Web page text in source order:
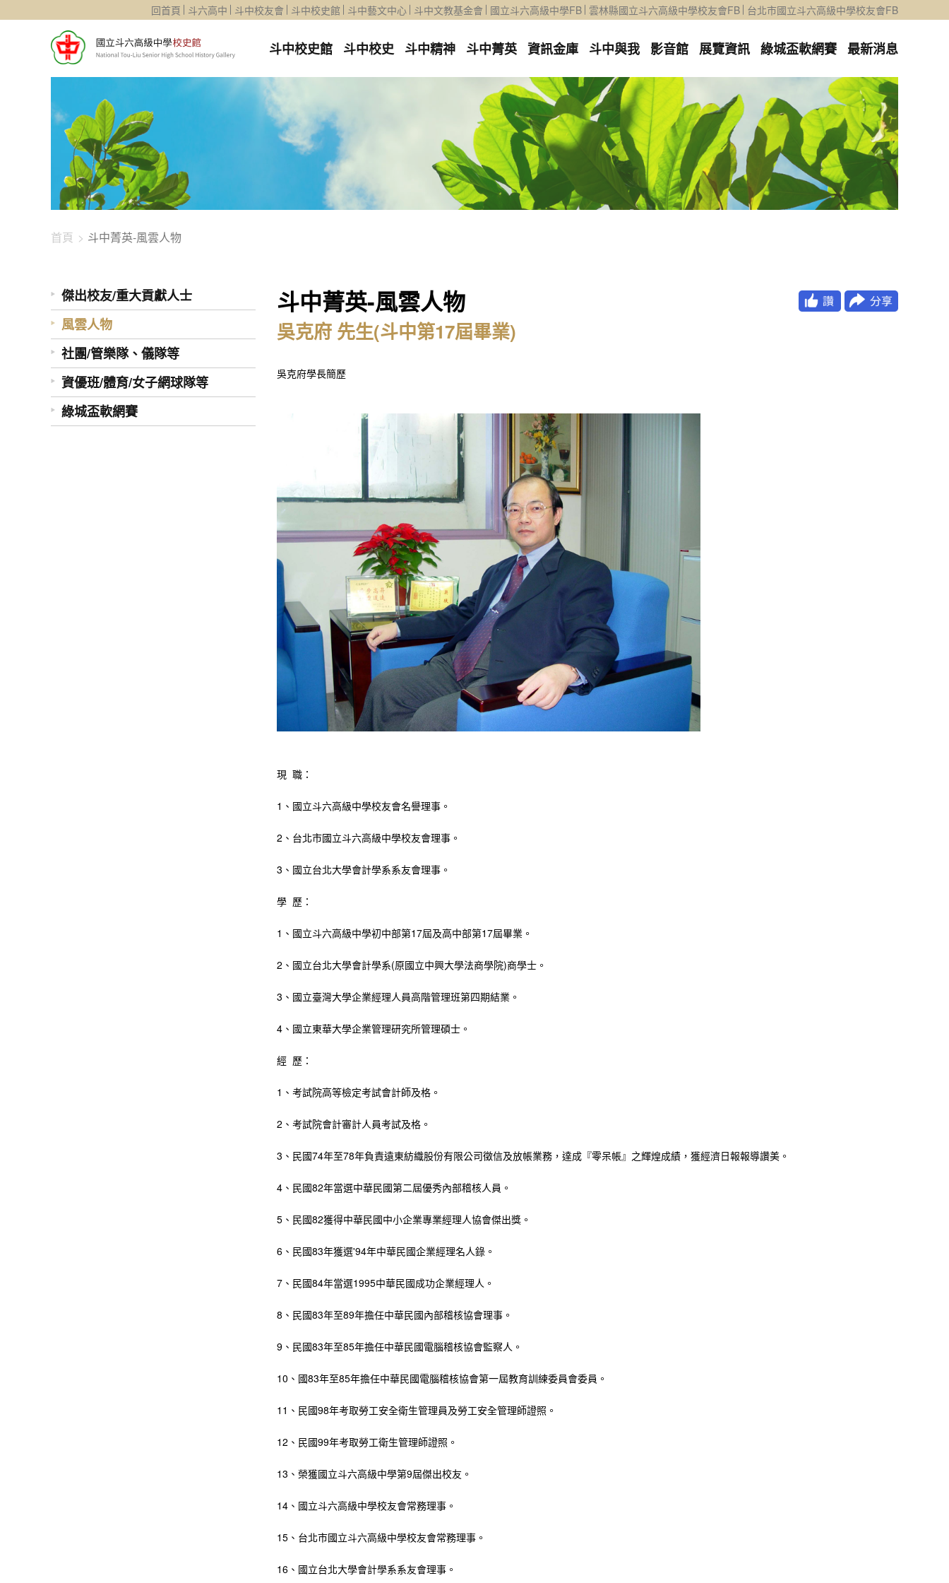
回首頁 斗六高中 斗中校友會 斗中校史館 斗中藝文中心 斗中文教基金會 國立斗六高級中學FB 雲林縣國立斗六高級中學校友會FB 台北市國立斗六高級中學校友會FB
斗中校史館 斗中校史 斗中精神 斗中菁英 資訊金庫 斗中與我 影音館 展覽資訊 綠城盃軟網賽 最新消息
首頁 斗中菁英-風雲人物
傑出校友/重大貢獻人士
風雲人物
社團/管樂隊、儀隊等
資優班/體育/女子網球隊等
綠城盃軟網賽
斗中菁英-風雲人物
吳克府 先生(斗中第17屆畢業)
吳克府學長簡歷
現 職：
1、國立斗六高級中學校友會名譽理事。
2、台北市國立斗六高級中學校友會理事。
3、國立台北大學會計學系系友會理事。
學 歷：
1、國立斗六高級中學初中部第17屆及高中部第17屆畢業。
2、國立台北大學會計學系(原國立中興大學法商學院)商學士。
3、國立臺灣大學企業經理人員高階管理班第四期結業。
4、國立東華大學企業管理研究所管理碩士。
經 歷：
1、考試院高等檢定考試會計師及格。
2、考試院會計審計人員考試及格。
3、民國74年至78年負責遠東紡織股份有限公司徵信及放帳業務，達成『零呆帳』之輝煌成績，獲經濟日報報導讚美。
4、民國82年當選中華民國第二屆優秀內部稽核人員。
5、民國82獲得中華民國中小企業專業經理人協會傑出獎。
6、民國83年獲選'94年中華民國企業經理名人錄。
7、民國84年當選1995中華民國成功企業經理人。
8、民國83年至89年擔任中華民國內部稽核協會理事。
9、民國83年至85年擔任中華民國電腦稽核協會監察人。
10、國83年至85年擔任中華民國電腦稽核協會第一屆教育訓練委員會委員。
11、民國98年考取勞工安全衛生管理員及勞工安全管理師證照。
12、民國99年考取勞工衛生管理師證照。
13、榮獲國立斗六高級中學第9屆傑出校友。
14、國立斗六高級中學校友會常務理事。
15、台北市國立斗六高級中學校友會常務理事。
16、國立台北大學會計學系系友會理事。